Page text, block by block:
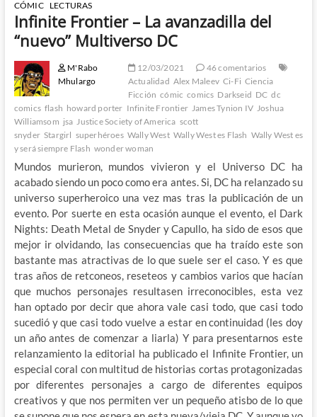
CÓMIC LECTURAS
Infinite Frontier – La avanzadilla del
“nuevo” Multiverso DC
M'Rabo
Mhulargo
12/03/2021
46 comentarios
Actualidad Alex Maleev Ci-Fi Ciencia
Ficción cómic comics Darkseid DC dc
comics flash howard porter Infinite Frontier James Tynion IV Joshua
Williamsom jsa Justice Society of America scott
snyder Stargirl superhéroes Wally West Wally West es Flash Wally West es
y será siempre Flash wonder woman
Mundos murieron, mundos vivieron y el Universo DC ha
acabado siendo un poco como era antes. Si, DC ha relanzado su
universo superheroico una vez mas tras la publicación de un
evento. Por suerte en esta ocasión aunque el evento, el Dark
Nights: Death Metal de Snyder y Capullo, ha sido de esos que
mejor ir olvidando, las consecuencias que ha traído este son
bastante mas atractivas de lo que suele ser el caso. Y es que
tras años de retconeos, reseteos y cambios varios que hacían
que muchos personajes resultasen irreconocibles, esta vez
han optado por decir que ahora vale casi todo, que casi todo
sucedió y que casi todo vuelve a estar en continuidad (les doy
un año antes de comenzar a liarla) Y para presentarnos este
relanzamiento la editorial ha publicado el Infinite Frontier, un
especial coral con multitud de historias cortas protagonizadas
por diferentes personajes a cargo de diferentes equipos
creativos y que nos permiten ver un pequeño atisbo de lo que